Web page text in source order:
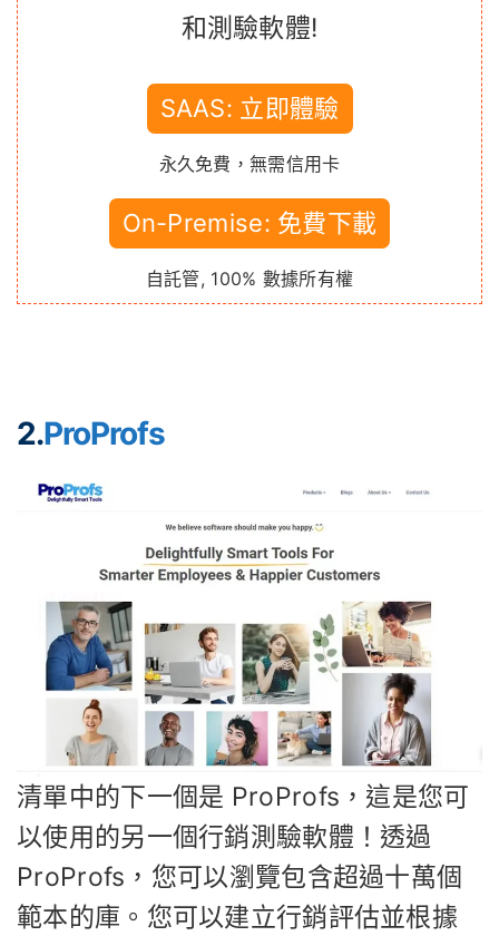
和測驗軟體!
SAAS: 立即體驗
永久免費，無需信用卡
On-Premise: 免費下載
自託管, 100% 數據所有權
2.ProProfs
清單中的下一個是 ProProfs，這是您可
以使用的另一個行銷測驗軟體！透過
ProProfs，您可以瀏覽包含超過十萬個
範本的庫。您可以建立行銷評估並根據